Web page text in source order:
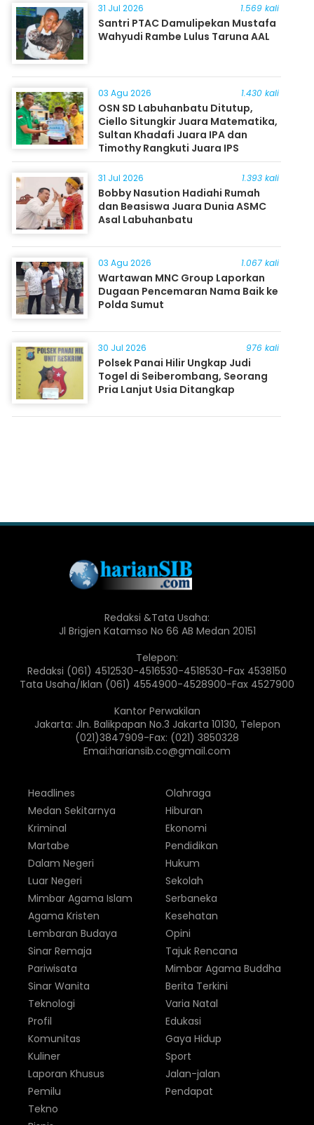
31 Jul 2026 1.569 kali
Santri PTAC Damulipekan Mustafa
Wahyudi Rambe Lulus Taruna AAL
03 Agu 2026 1.430 kali
OSN SD Labuhanbatu Ditutup,
Ciello Situngkir Juara Matematika,
Sultan Khadafi Juara IPA dan
Timothy Rangkuti Juara IPS
31 Jul 2026 1.393 kali
Bobby Nasution Hadiahi Rumah
dan Beasiswa Juara Dunia ASMC
Asal Labuhanbatu
03 Agu 2026 1.067 kali
Wartawan MNC Group Laporkan
Dugaan Pencemaran Nama Baik ke
Polda Sumut
30 Jul 2026 976 kali
Polsek Panai Hilir Ungkap Judi
Togel di Seiberombang, Seorang
Pria Lanjut Usia Ditangkap
Redaksi &Tata Usaha:
Jl Brigjen Katamso No 66 AB Medan 20151
Telepon:
Redaksi (061) 4512530-4516530-4518530-Fax 4538150
Tata Usaha/Iklan (061) 4554900-4528900-Fax 4527900
Kantor Perwakilan
Jakarta: Jln. Balikpapan No.3 Jakarta 10130, Telepon
(021)3847909-Fax: (021) 3850328
Emai:hariansib.co@gmail.com
Headlines
Medan Sekitarnya
Kriminal
Martabe
Dalam Negeri
Luar Negeri
Olahraga
Hiburan
Ekonomi
Pendidikan
Hukum
Sekolah
Mimbar Agama Islam
Agama Kristen
Lembaran Budaya
Sinar Remaja
Pariwisata
Sinar Wanita
Serbaneka
Kesehatan
Opini
Tajuk Rencana
Mimbar Agama Buddha
Berita Terkini
Teknologi
Profil
Komunitas
Kuliner
Laporan Khusus
Pemilu
Varia Natal
Edukasi
Gaya Hidup
Sport
Jalan-jalan
Pendapat
Tekno